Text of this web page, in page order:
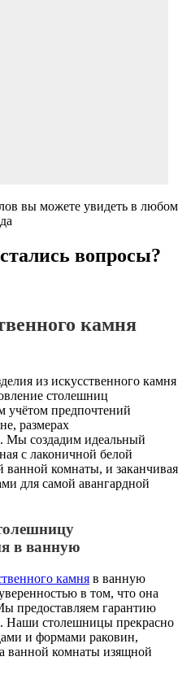
вы можете увидеть в любом
вопросы?
камня
из искусственного камня
столешниц
учётом предпочтений
размерах
Мы создадим идеальный
с лаконичной белой
ванной комнаты, и заканчивая
для самой авангардной
в ванную
камня в ванную
в том, что она
предоставляем гарантию
Наши столешницы прекрасно
и формами раковин,
ванной комнаты изящной